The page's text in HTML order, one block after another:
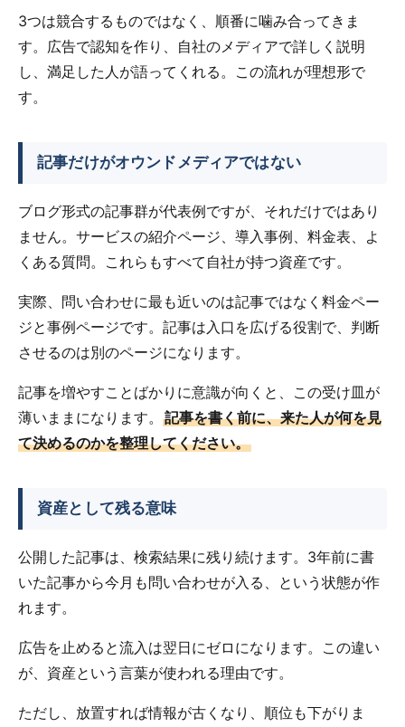
3つは競合するものではなく、順番に噛み合ってきま
す。広告で認知を作り、自社のメディアで詳しく説明
し、満足した人が語ってくれる。この流れが理想形で
す。
記事だけがオウンドメディアではない
ブログ形式の記事群が代表例ですが、それだけではあり
ません。サービスの紹介ページ、導入事例、料金表、よ
くある質問。これらもすべて自社が持つ資産です。
実際、問い合わせに最も近いのは記事ではなく料金ペー
ジと事例ページです。記事は入口を広げる役割で、判断
させるのは別のページになります。
記事を増やすことばかりに意識が向くと、この受け皿が
薄いままになります。 記事を書く前に、来た人が何を見
て決めるのかを整理してください。
資産として残る意味
公開した記事は、検索結果に残り続けます。3年前に書
いた記事から今月も問い合わせが入る、という状態が作
れます。
広告を止めると流入は翌日にゼロになります。この違い
が、資産という言葉が使われる理由です。
ただし、放置すれば情報が古くなり、順位も下がりま